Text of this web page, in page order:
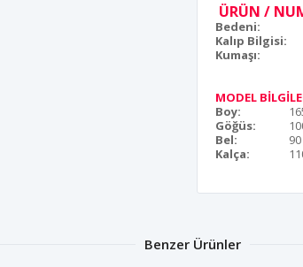
ÜRÜN /
Bedeni:
Kalıp Bilgisi:
Kumaşı:
MODEL
Boy:
Göğüs:
Bel:
Kalça:
Benzer Ürünler